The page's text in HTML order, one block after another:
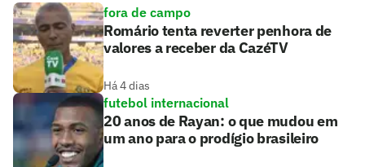
fora de campo
Romário tenta reverter penhora de
valores a receber da CazéTV
Há 4 dias
futebol internacional
20 anos de Rayan: o que mudou em
um ano para o prodígio brasileiro